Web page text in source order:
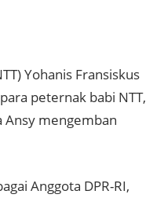
Yohanis Fransiskus
peternak babi NTT,
Ansy mengemban
Anggota DPR-RI,